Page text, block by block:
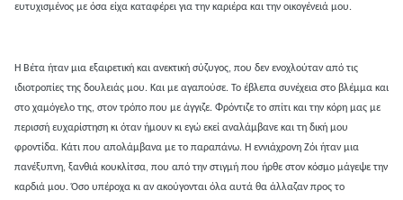
ευτυχισμένος με όσα είχα καταφέρει για την καριέρα και την οικογένειά μου.
Η Βέτα ήταν μια εξαιρετική και ανεκτική σύζυγος, που δεν ενοχλούταν από τις
ιδιοτροπίες της δουλειάς μου. Και με αγαπούσε. Το έβλεπα συνέχεια στο βλέμμα και
στο χαμόγελο της, στον τρόπο που με άγγιζε. Φρόντιζε το σπίτι και την κόρη μας με
περισσή ευχαρίστηση κι όταν ήμουν κι εγώ εκεί αναλάμβανε και τη δική μου
φροντίδα. Κάτι που απολάμβανα με το παραπάνω. Η εννιάχρονη Ζόι ήταν μια
πανέξυπνη, ξανθιά κουκλίτσα, που από την στιγμή που ήρθε στον κόσμο μάγεψε την
καρδιά μου. Όσο υπέροχα κι αν ακούγονται όλα αυτά θα άλλαζαν προς το